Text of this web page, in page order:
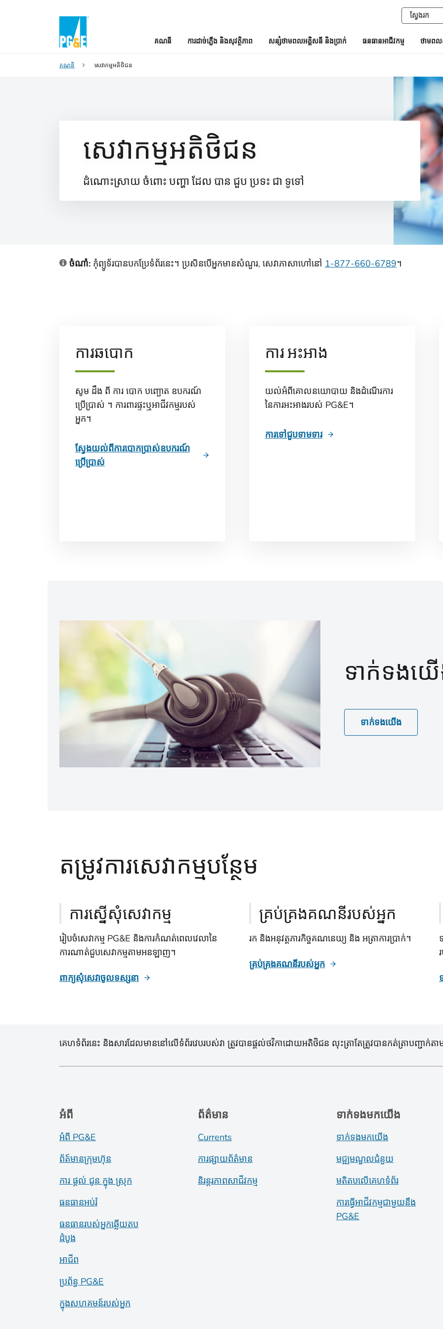
គណនី ការដាច់ភ្លើង និងសុវត្ថិភាព សន្សំថាមពលអគ្គិសនី និងប្រាក់ ធនធានអាជីវកម្ម ថាមពល
គណនី សេវាកម្មអតិថិជន
សេវាកម្មអតិថិជន
ដំណោះស្រាយ ចំពោះ បញ្ហា ដែល បាន ជួប ប្រទះ ជា ទូទៅ
ចំណាំ: កុំព្យូទ័របានបកប្រែទំព័រនេះ។ ប្រសិនបើអ្នកមានសំណួរ, សេវាភាសាហៅនៅ 1-877-660-6789។
ការឆបោក
សូម ដឹង ពី ការ បោក បញ្ឆោត ឧបករណ៍
ប្រើប្រាស់ ។ ការពារផ្ទះឬអាជីវកម្មរបស់
អ្នក។
ស្វែងយល់ពីការបោកប្រាស់ឧបករណ៍
ប្រើប្រាស់
ការ អះអាង
យល់អំពីគោលនយោបាយ និងដំណើរការ
នៃការអះអាងរបស់ PG&E។
ការ​ទៅជួបទាមទារ
ទាក់ទងយ
ទាក់ទងយើង
តម្រូវការសេវាកម្មបន្ថែម
ការស្នើសុំសេវាកម្ម
រៀបចំសេវាកម្ម PG&E និងការកំណត់ពេលវេលានៃ
ការណាត់ជួបសេវាកម្មតាមអនឡាញ។
ពាក្យសុំសេវាចូលទស្សនា
គ្រប់គ្រងគណនីរបស់អ្នក
រក និងអនុវត្តភារកិច្ចគណនេយ្យ និង អត្រាការប្រាក់។
គ្រប់គ្រងគណនីរបស់អ្នក
គេហទំព័រនេះ និងសារដែលមាននៅលើទំព័រវេបរបស់វា ត្រូវបានផ្តល់ថវិកាដោយអតិថិជន លុះត្រាតែត្រូវបានកត់ត្រាបញ្ជាក់តា
អំពី
អំពី PG&E
ព័ត៍​មាន​ក្រុមហ៊ុន
ការ ផ្តល់ ជូន ក្នុង ស្រុក
ធនធានអប់រំ
ធនធានរបស់អ្នកឆ្លើយតប
ដំបូង
អាជីព
ប្រព័ន្ធ PG&E
ក្នុងសហគមន៍របស់អ្នក
ព័ត៌មាន
Currents
ការផ្សាយព័ត៌មាន
និរន្តរភាពសាជីវកម្ម
ទាក់ទងមកយើង
ទាក់ទងមកយើង
មជ្ឍមណ្ឌលជំនួយ
មតិតបលើគេហទំព័រ
ការធ្វើអាជីវកម្មជាមួយនឹង
PG&E